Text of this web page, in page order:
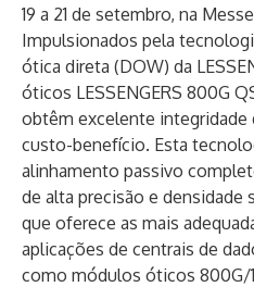
19 a 21 de setembro, na
Impulsionados pela
ótica direta (DOW) da
óticos LESSENGERS 800G
obtêm excelente
custo-benefício. Esta
alinhamento passivo
de alta precisão e densidade
que oferece as mais
aplicações de centrais de
como módulos óticos 800G/